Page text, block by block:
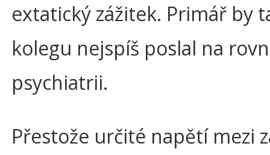
extatický zážitek. Primář by
kolegu nejspíš poslal na
psychiatrii.
Přestože určité napětí mezi